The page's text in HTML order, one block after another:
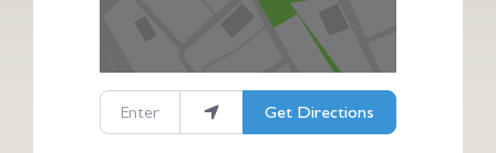
Enter your location
Get Directions